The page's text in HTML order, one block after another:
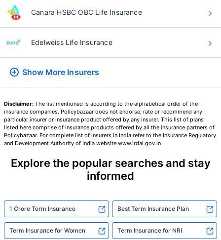
Canara HSBC OBC Life Insurance
Edelweiss Life Insurance
Show More Insurers
Disclaimer: The list mentioned is according to the alphabetical order of the
insurance companies. Policybazaar does not endorse, rate or recommend any
particular insurer or insurance product offered by any insurer. This list of plans
listed here comprise of insurance products offered by all the insurance partners of
Policybazaar. For complete list of insurers in India refer to the Insurance Regulatory
and Development Authority of India website www.irdai.gov.in
Explore the popular searches and stay
informed
1 Crore Term Insurance Best Term Insurance Plan
Term Insurance for Women Term Insurance for NRI
সঠিক প্ল্যান বেছে নিন
এমন ব্যক্তির জন্য, ৪৬ বছর বয়স পর্যন্ত কভার। *₹১,৩৭৬/মাস হল ১ কোটির টার্ম লাইফ ইন্স্যুরেন্সের শুরুর দাম — ধূমপান না করা,
পূর্ব-বিদ্যমান কোনো রোগ নেই এমন ব্যক্তির জন্য, ৫৬ বছর বয়স পর্যন্ত কভার।